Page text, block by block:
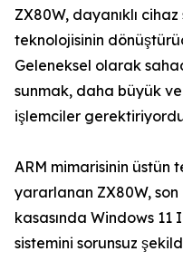
ZX80W, dayanıklı
teknolojisinin
Geleneksel olarak
sunmak, daha büyük
işlemciler
ARM mimarisinin üstün
yararlanan ZX80W,
kasasında Windows 11
sistemini sorunsuz